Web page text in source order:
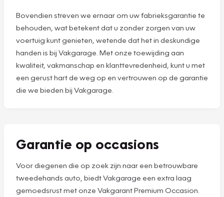
Bovendien streven we ernaar om uw fabrieksgarantie te
behouden, wat betekent dat u zonder zorgen van uw
voertuig kunt genieten, wetende dat het in deskundige
handen is bij Vakgarage. Met onze toewijding aan
kwaliteit, vakmanschap en klanttevredenheid, kunt u met
een gerust hart de weg op en vertrouwen op de garantie
die we bieden bij Vakgarage.
Garantie op occasions
Voor diegenen die op zoek zijn naar een betrouwbare
tweedehands auto, biedt Vakgarage een extra laag
gemoedsrust met onze Vakgarant Premium Occasion.